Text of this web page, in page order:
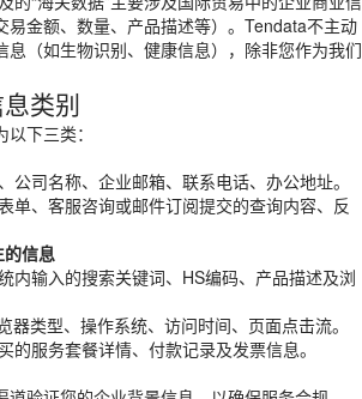
易金额、数量、产品描述等）。Tendata不主动
息（如生物识别、健康信息），除非您作为我们
类别
下三类：
公司名称、企业邮箱、联系电话、办公地址。
单、客服咨询或邮件订阅提交的查询内容、反
信息
内输入的搜索关键词、HS编码、产品描述及浏
器类型、操作系统、访问时间、页面点击流。
的服务套餐详情、付款记录及发票信息。